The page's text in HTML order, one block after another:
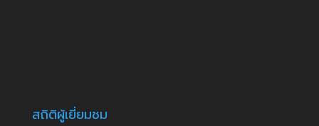
สถิติผู้เยี่ยมชม